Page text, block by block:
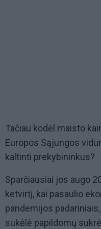
Tačiau kodėl maisto
Europos Sąjungos
kaltinti prekybininkus?
Sparčiausiai jos augo
ketvirtį, kai pasaulio
pandemijos
sukėlė papildomų